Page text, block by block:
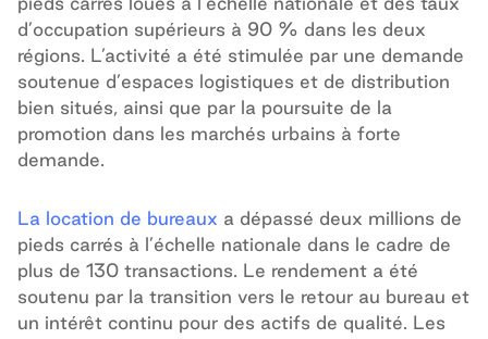
d’occupation supérieurs à 90 % dans les deux
régions. L’activité a été stimulée par une demande
soutenue d’espaces logistiques et de distribution
bien situés, ainsi que par la poursuite de la
promotion dans les marchés urbains à forte
demande.
La location de bureaux a dépassé deux millions de
pieds carrés à l’échelle nationale dans le cadre de
plus de 130 transactions. Le rendement a été
soutenu par la transition vers le retour au bureau et
un intérêt continu pour des actifs de qualité. Les